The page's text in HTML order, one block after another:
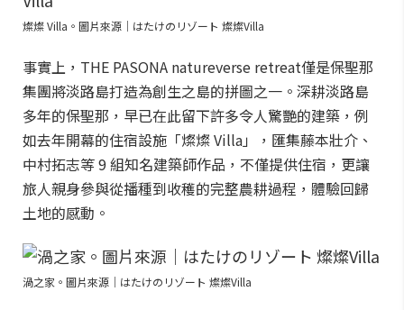
燦燦 Villa。圖片來源｜はたけのリゾート 燦燦Villa
事實上，THE PASONA natureverse retreat僅是保聖那
集團將淡路島打造為創生之島的拼圖之一。深耕淡路島
多年的保聖那，早已在此留下許多令人驚艷的建築，例
如去年開幕的住宿設施「燦燦 Villa」，匯集藤本壯介、
中村拓志等 9 組知名建築師作品，不僅提供住宿，更讓
旅人親身參與從播種到收穫的完整農耕過程，體驗回歸
土地的感動。
渦之家。圖片來源｜はたけのリゾート 燦燦Villa